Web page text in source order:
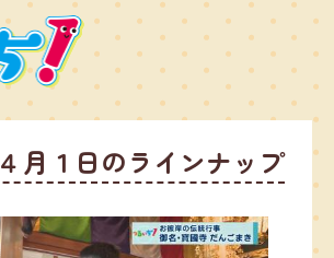
４月１日のラインナップ